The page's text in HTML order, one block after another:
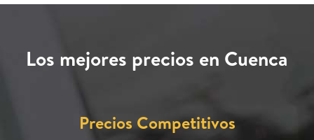
Los mejores precios en Cuenca
Precios Competitivos